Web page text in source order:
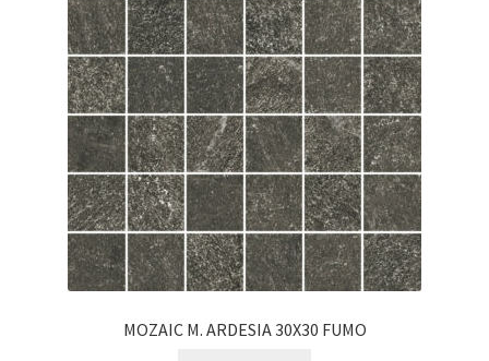
MOZAIC M. ARDESIA 30X30 FUMO